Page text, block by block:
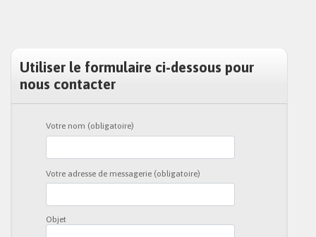
Utiliser le formulaire ci-dessous pour
nous contacter
Votre nom (obligatoire)
Votre adresse de messagerie (obligatoire)
Objet